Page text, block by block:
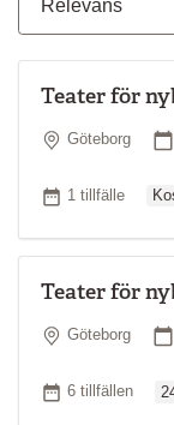
Teater för
Plats
Göteborg
Antal tillfällen
1 tillfälle
Teater för
Plats
Göteborg
Antal tillfällen
6 tillfällen